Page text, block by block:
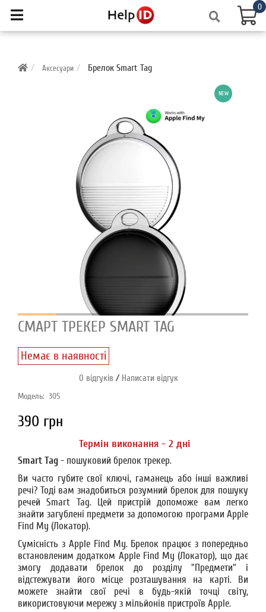
0
Аксесуари Брелок Smart Tag
NEW
СМАРТ ТРЕКЕР SMART TAG
Немає в наявності
0 відгуків / Написати відгук
Модель: 305
390 грн
Термін виконання - 2 дні
Smart Tag - пошуковий брелок трекер.
Ви часто губите свої ключі, гаманець або інші важливі
речі? Тоді вам знадобиться розумний брелок для пошуку
речей Smart Tag. Цей пристрій допоможе вам легко
знайти загублені предмети за допомогою програми Apple
Find My (Локатор).
Сумісність з Apple Find My. Брелок працює з попередньо
встановленим додатком Apple Find My (Локатор), що дає
змогу додавати брелок до розділу "Предмети" і
відстежувати його місце розташування на карті. Ви
можете знайти свої речі в будь-якій точці світу,
використовуючи мережу з мільйонів пристроїв Apple.